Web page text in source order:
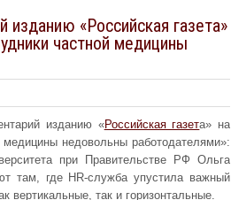
«Российская газета»
частной медицины
изданию «Российская газета» на
недовольны работодателями»:
при Правительстве РФ Ольга
там, где HR-служба упустила важный
вертикальные, так и горизонтальные.